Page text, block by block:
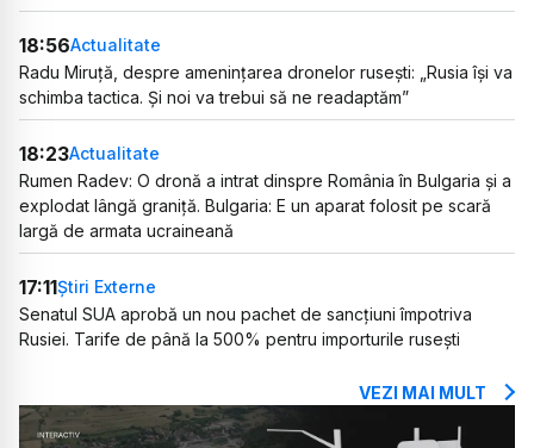
18:56Actualitate
Radu Miruță, despre amenințarea dronelor rusești: „Rusia își va
schimba tactica. Și noi va trebui să ne readaptăm”
18:23Actualitate
Rumen Radev: O dronă a intrat dinspre România în Bulgaria și a
explodat lângă graniță. Bulgaria: E un aparat folosit pe scară
largă de armata ucraineană
17:11Știri Externe
Senatul SUA aprobă un nou pachet de sancțiuni împotriva
Rusiei. Tarife de până la 500% pentru importurile rusești
VEZI MAI MULT